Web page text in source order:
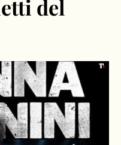
del